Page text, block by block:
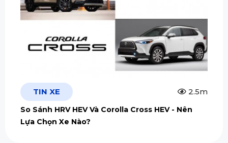
TIN XE 2.5m
So Sánh HRV HEV Và Corolla Cross HEV - Nên
Lựa Chọn Xe Nào?